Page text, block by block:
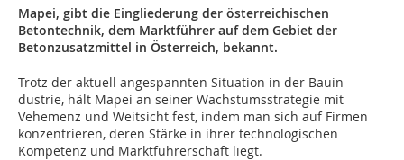
Mapei, gibt die Eingliederung der österreichischen
Betontechnik, dem Marktführer auf dem Gebiet der
Betonzusatzmittel in Österreich, bekannt.
Trotz der aktuell angespannten Situation in der Bauin-
dustrie, hält Mapei an seiner Wachstumsstrategie mit
Vehemenz und Weitsicht fest, indem man sich auf Firmen
konzentrieren, deren Stärke in ihrer technologischen
Kompetenz und Marktführerschaft liegt.